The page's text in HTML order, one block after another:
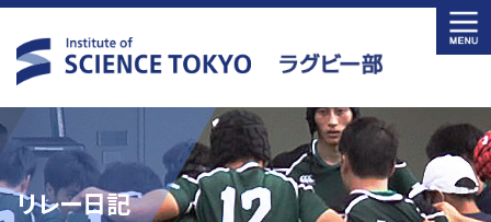
Skip
to
content
リレー日記